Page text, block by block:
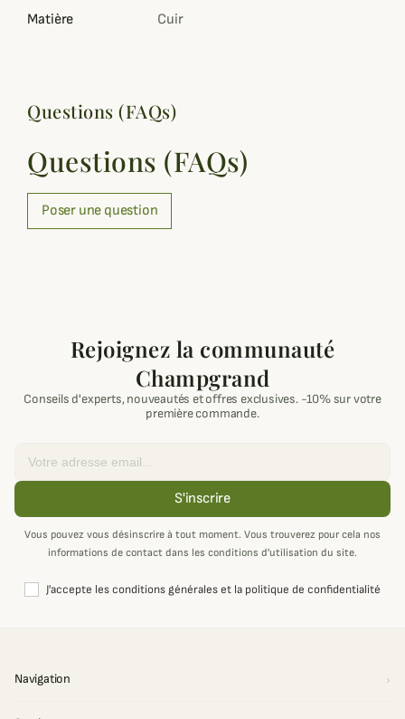
Matière Cuir
Questions (FAQs)
Questions (FAQs)
Poser une question
Rejoignez la communauté
Champgrand
Conseils d'experts, nouveautés et offres exclusives. -10% sur votre
première commande.
S'inscrire
Vous pouvez vous désinscrire à tout moment. Vous trouverez pour cela nos
informations de contact dans les conditions d'utilisation du site.
J'accepte les conditions générales et la politique de confidentialité
Navigation